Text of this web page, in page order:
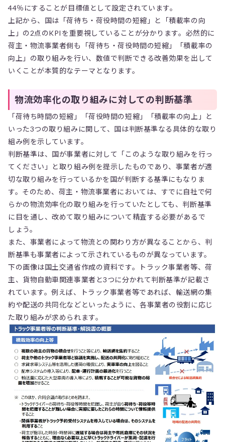
44％にすることが目標値として設定されています。
上記から、国は「荷待ち・荷役時間の短縮」と「積載率の向
上」の2点のKPIを重要視していることが分かります。必然的に
荷主・物流事業者側も「荷待ち・荷役時間の短縮」「積載率の
向上」の取り組みを行い、数値で判断できる改善効果を出して
いくことが本質的なテーマとなります。
物流効率化の取り組みに対しての判断基準
「荷待ち時間の短縮」「荷役時間の短縮」「積載率の向上」と
いった3つの取り組みに関して、国は判断基準なる具体的な取り
組み例を示しています。
判断基準は、国が事業者に対して「このような取り組みを行っ
てください」と取り組み例を提示したものであり、事業者が適
切な取り組みを行っているかを国が判断する基準にもなりま
す。そのため、荷主・物流事業者においては、すでに自社で何
らかの物流効率化の取り組みを行っていたとしても、判断基準
に目を通し、改めて取り組みについて精査する必要があるで
しょう。
また、事業者によって物流との関わり方が異なることから、判
断基準も事業者によって示されているものが異なっています。
下の画像は国土交通省作成の資料です。トラック事業者等、荷
主、貨物自動車関連事業者と3つに分かれて判断基準が記載さ
れています。例えば、トラック事業者等であれば、輸送網の集
約や配送の共同化などといったように、各事業者の役割に応じ
た取り組みが求められます。